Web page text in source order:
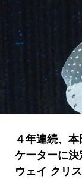
４年連続、
ケーターに
ウェイ クリ